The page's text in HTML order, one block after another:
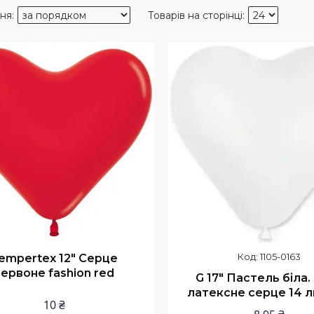
12" Серце
fashion red
10 ₴
1105-0163
G 17" Пастель
латексне серце 14